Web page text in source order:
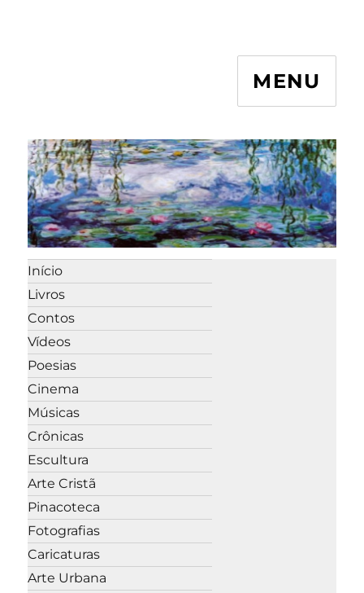
MENU
Início
Livros
Contos
Vídeos
Poesias
Cinema
Músicas
Crônicas
Escultura
Arte Cristã
Pinacoteca
Fotografias
Caricaturas
Arte Urbana